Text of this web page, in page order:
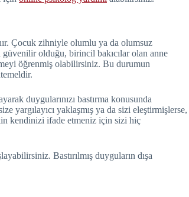
Çocuk zihniyle olumlu ya da olumsuz
olduğu, birincil bakıcılar olan anne
öğrenmiş olabilirsiniz. Bu durumun
duygularınızı bastırma konusunda
yargılayıcı yaklaşmış ya da sizi eleştirmişlerse,
kendinizi ifade etmeniz için sizi hiç
Bastırılmış duyguların dışa